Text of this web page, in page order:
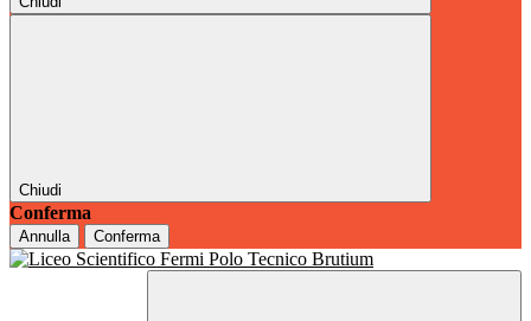
Chiudi
Conferma
Annulla Conferma